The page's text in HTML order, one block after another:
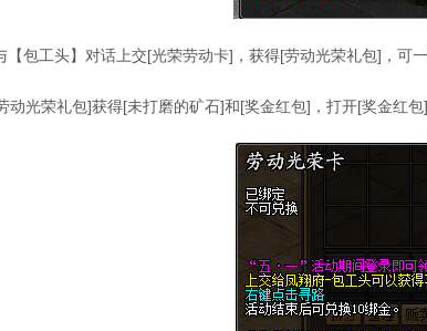
【包工头】对话上交[光荣劳动卡]，获得[劳动光荣礼包]，可一
动光荣礼包]获得[未打磨的矿石]和[奖金红包]，打开[奖金红包